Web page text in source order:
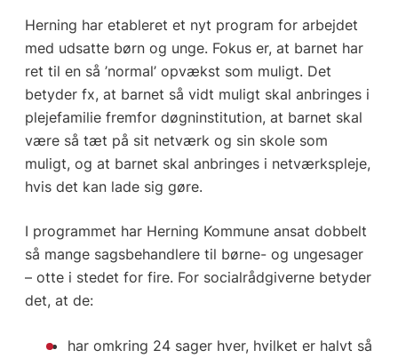
Herning har etableret et nyt program for arbejdet
med udsatte børn og unge. Fokus er, at barnet har
ret til en så ’normal’ opvækst som muligt. Det
betyder fx, at barnet så vidt muligt skal anbringes i
plejefamilie fremfor døgninstitution, at barnet skal
være så tæt på sit netværk og sin skole som
muligt, og at barnet skal anbringes i netværkspleje,
hvis det kan lade sig gøre.
I programmet har Herning Kommune ansat dobbelt
så mange sagsbehandlere til børne- og ungesager
– otte i stedet for fire. For socialrådgiverne betyder
det, at de:
har omkring 24 sager hver, hvilket er halvt så